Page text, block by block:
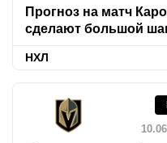
Прогноз на матч
сделают большой
НХЛ